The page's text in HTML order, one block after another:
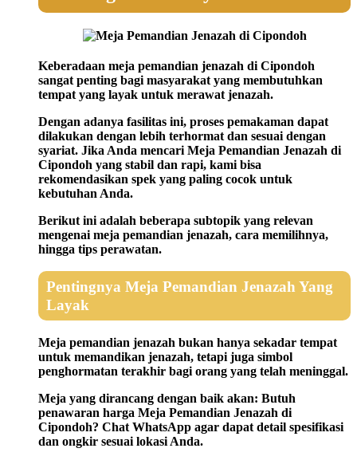
Keberadaan meja pemandian jenazah di Cipondoh
sangat penting bagi masyarakat yang membutuhkan
tempat yang layak untuk merawat jenazah.
Dengan adanya fasilitas ini, proses pemakaman dapat
dilakukan dengan lebih terhormat dan sesuai dengan
syariat. Jika Anda mencari Meja Pemandian Jenazah di
Cipondoh yang stabil dan rapi, kami bisa
rekomendasikan spek yang paling cocok untuk
kebutuhan Anda.
Berikut ini adalah beberapa subtopik yang relevan
mengenai meja pemandian jenazah, cara memilihnya,
hingga tips perawatan.
Pentingnya Meja Pemandian Jenazah Yang
Layak
Meja pemandian jenazah bukan hanya sekadar tempat
untuk memandikan jenazah, tetapi juga simbol
penghormatan terakhir bagi orang yang telah meninggal.
Meja yang dirancang dengan baik akan: Butuh
penawaran harga Meja Pemandian Jenazah di
Cipondoh? Chat WhatsApp agar dapat detail spesifikasi
dan ongkir sesuai lokasi Anda.